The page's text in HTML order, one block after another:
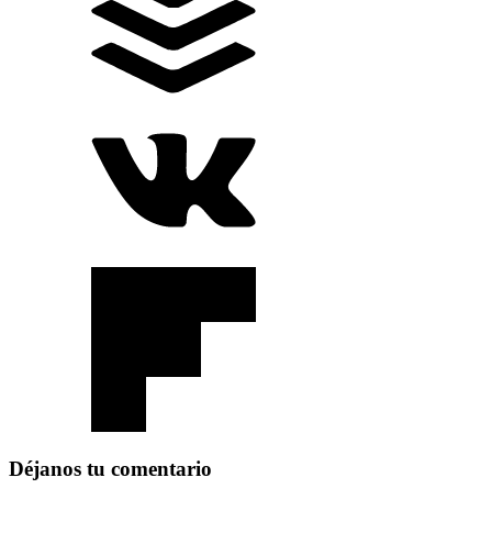
Déjanos tu comentario